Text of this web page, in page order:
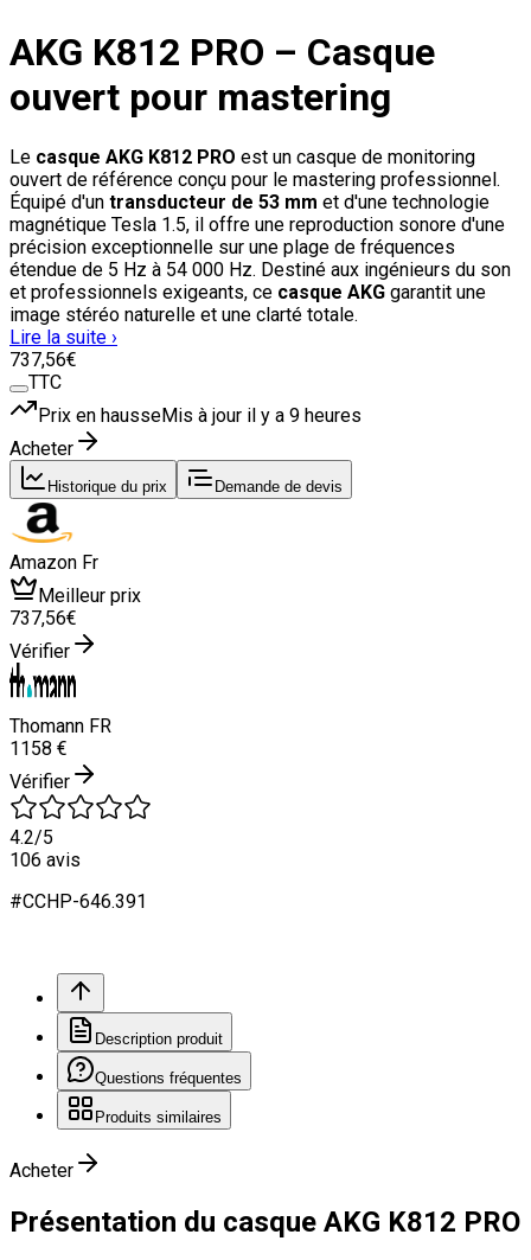
AKG K812 PRO – Casque
ouvert pour mastering
Le casque AKG K812 PRO est un casque de monitoring
ouvert de référence conçu pour le mastering professionnel.
Équipé d'un transducteur de 53 mm et d'une technologie
magnétique Tesla 1.5, il offre une reproduction sonore d'une
précision exceptionnelle sur une plage de fréquences
étendue de 5 Hz à 54 000 Hz. Destiné aux ingénieurs du son
et professionnels exigeants, ce casque AKG garantit une
image stéréo naturelle et une clarté totale.
Lire la suite ›
737,56€
TTC
Prix en hausseMis à jour il y a 9 heures
Acheter
Historique du prix Demande de devis
Amazon Fr
Meilleur prix
737,56€
Vérifier
Thomann FR
1158 €
Vérifier
4.2/5
106 avis
#CCHP-646.391
Description produit
Questions fréquentes
Produits similaires
Acheter
Présentation du casque AKG K812 PRO